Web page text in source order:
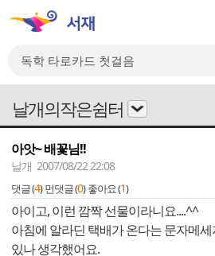
날개의작은쉼터
아앗~ 배꽃님!!
날개 2007/08/22 22:08
댓글 (4) 먼댓글 (0) 좋아요 (1)
아이고, 이런 깜짝 선물이라니요....^^
아침에 알라딘 택배가 온다는 문자메
있나 생각했어요.